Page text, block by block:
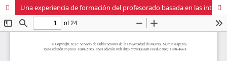
Una experiencia de formación del profesorado basada en las inteligencias múltiples y la Educación Artística